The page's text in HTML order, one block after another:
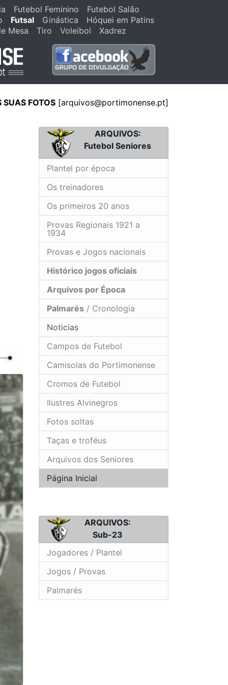
Futebol Feminino
Futebol Salão
Futsal Ginástica
Hóquei em Patins
Mesa
Tiro Voleibol Xadrez
SUAS FOTOS [arquivos@portimonense.pt]
ARQUIVOS:
Futebol Seniores
Plantel por época
Os treinadores
Os primeiros 20 anos
Provas Regionais 1921 a
1934
Provas e Jogos nacionais
Histórico jogos oficiais
Arquivos por Época
Palmarés / Cronologia
Noticias
Campos de Futebol
Camisolas do Portimonense
Cromos de Futebol
Ilustres Alvinegros
Fotos soltas
Taças e troféus
Arquivos dos Seniores
Página Inicial
ARQUIVOS:
Sub-23
Jogadores / Plantel
Jogos / Provas
Palmarés